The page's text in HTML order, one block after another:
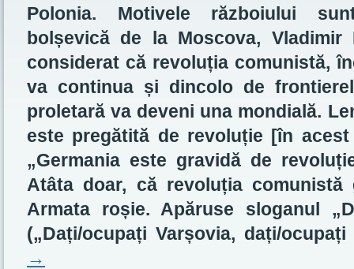
Polonia. Motivele războiului
bolșevică de la Moscova,
considerat că revoluția comunistă,
va continua și dincolo de
proletară va deveni una mondială.
este pregătită de revoluție [în
„Germania este gravidă de
Atâta doar, că revoluția comunistă
Armata roșie. Apăruse sloganul
(„Dați/ocupați Varșovia, dați/
→